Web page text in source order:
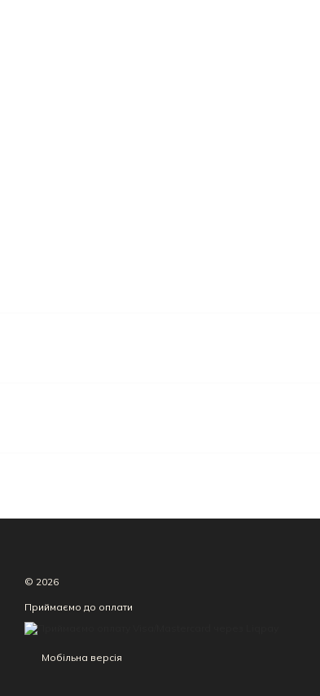
© 2026
Приймаємо до оплати
Мобільна версія